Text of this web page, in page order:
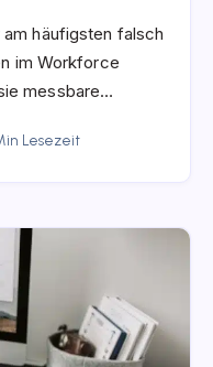
häufigsten falsch
im Workforce
messbare…
Lesezeit